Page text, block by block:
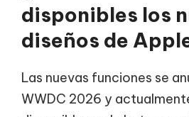
disponibles los
diseños de
Las nuevas funciones se
WWDC 2026 y